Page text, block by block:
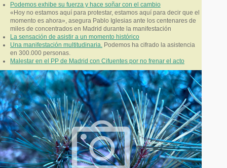
Podemos exhibe su fuerza y hace soñar con el cambio
«Hoy no estamos aquí para protestar, estamos aquí para decir que el
momento es ahora», asegura Pablo Iglesias ante los centenares de
miles de concentrados en Madrid durante la manifestación
La sensación de asistir a un momento histórico
Una manifestación multitudinaria. Podemos ha cifrado la asistencia
en 300.000 personas.
Malestar en el PP de Madrid con Cifuentes por no frenar el acto